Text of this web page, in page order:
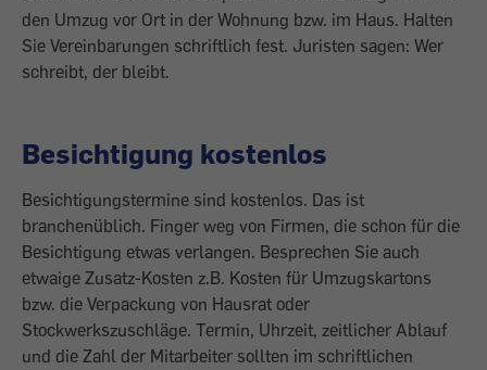
den Umzug vor Ort in der Wohnung bzw. im Haus. Halten
Sie Vereinbarungen schriftlich fest. Juristen sagen: Wer
schreibt, der bleibt.
Besichtigung kostenlos
Besichtigungstermine sind kostenlos. Das ist
branchenüblich. Finger weg von Firmen, die schon für die
Besichtigung etwas verlangen. Besprechen Sie auch
etwaige Zusatz-Kosten z.B. Kosten für Umzugskartons
bzw. die Verpackung von Hausrat oder
Stockwerkszuschläge. Termin, Uhrzeit, zeitlicher Ablauf
und die Zahl der Mitarbeiter sollten im schriftlichen